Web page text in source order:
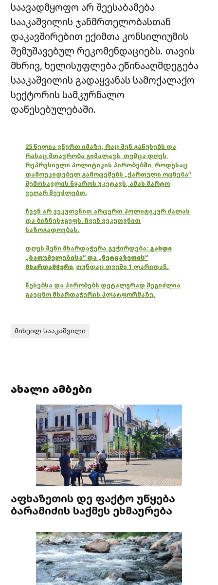
საავადმყოფო არ შეესაბამება
სააკაშვილის ჯანმრთელობასთან
დაკავშირებით ექიმთა კონსილიუმის
შემუშავებულ რეკომენდაციებს. თავის
მხრივ, ხელისუფლება ეწინააღმდეგება
სააკაშვილის გადაყვანას სამოქალაქო
სექტორის სამკურნალო
დაწესებულებაში.
25 წელია ვწერთ იმაზე, რაც შენ გაწუხებს და
რასაც მთავრობა გიმალავს, თუმცა დღეს,
რეპრესიული პოლიტიკის პირობებში, როდესაც
დამოუკიდებელ გამოცემებს „ქართული ოცნება“
შემოსავლის წყაროს უკეტავს, ამას მარტო
ვეღარ შევძლებთ.
ჩვენ არ ვეკუთვნით არცერთ პოლიტიკურ ძალას
და ბიზნესჯგუფს. ჩვენ ვეკუთვნით
საზოგადოებას.
დღეს შენი მხარდაჭერა გვჭირდება: გახდი
„ბათუმელებისა“ და „ნეტგაზეთის“
მხარდამჭერი, თუნდაც თვეში 1 ლარიდან.
წესებსა და პირობებს დეტალურად შეგიძლია
გაეცნო მხარდაჭერის პლატფორმაზე.
მიხეილ სააკაშვილი
ახალი ამბები
აფხაზეთის დე ფაქტო უწყება
ბარამიძის საქმეს ეხმაურება